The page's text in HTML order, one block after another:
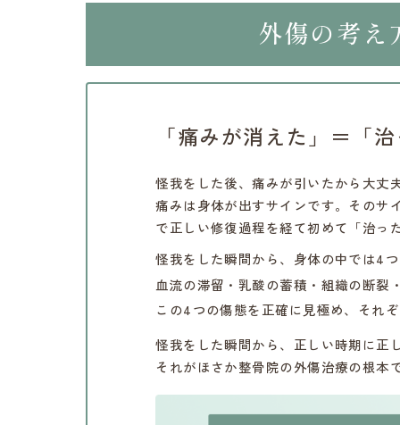
外傷の考え
「痛みが消えた」＝「
怪我をした後、痛みが引いたから大丈
痛みは身体が出すサインです。そのサ
で正しい修復過程を経て初めて「治っ
怪我をした瞬間から、身体の中では4
血流の滞留・乳酸の蓄積・組織の断裂
この4つの傷態を正確に見極め、それ
怪我をした瞬間から、正しい時期に正
それがほさか整骨院の外傷治療の根本